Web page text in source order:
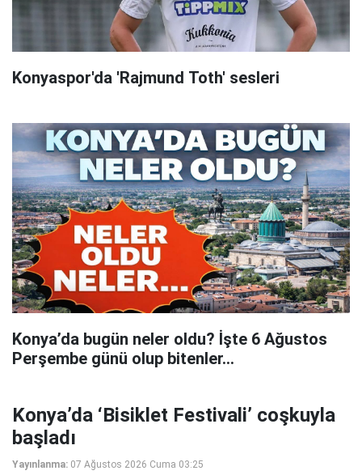
Konyaspor'da 'Rajmund Toth' sesleri
Konya’da bugün neler oldu? İşte 6 Ağustos
Perşembe günü olup bitenler…
Konya’da ‘Bisiklet Festivali’ coşkuyla
başladı
Yayınlanma: 07 Ağustos 2026 Cuma 03:25